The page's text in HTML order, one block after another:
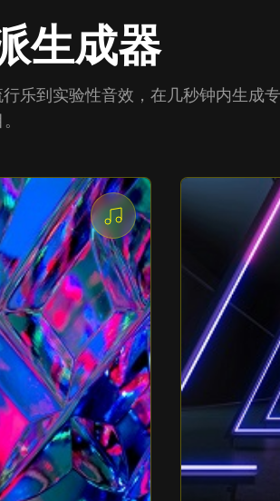
生成器
乐到实验性音效，在几秒钟内生成